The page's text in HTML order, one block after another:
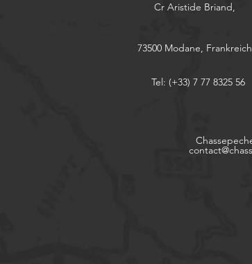
Cr Aristide Briand,
73500 Modane, Frankreich
Tel: (+33) 7 77 8325 56